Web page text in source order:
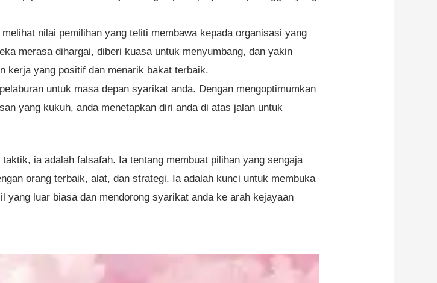
nilai pemilihan yang teliti membawa kepada organisasi yang
merasa dihargai, diberi kuasa untuk menyumbang, dan yakin
kerja yang positif dan menarik bakat terbaik.
untuk masa depan syarikat anda. Dengan mengoptimumkan
yang kukuh, anda menetapkan diri anda di atas jalan untuk
ia adalah falsafah. Ia tentang membuat pilihan yang sengaja
orang terbaik, alat, dan strategi. Ia adalah kunci untuk membuka
yang luar biasa dan mendorong syarikat anda ke arah kejayaan